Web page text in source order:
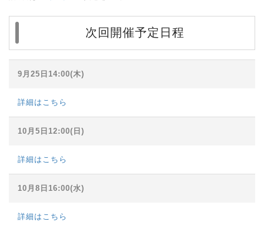
次回開催予定日程
9月25日14:00(木)
詳細はこちら
10月5日12:00(日)
詳細はこちら
10月8日16:00(水)
詳細はこちら